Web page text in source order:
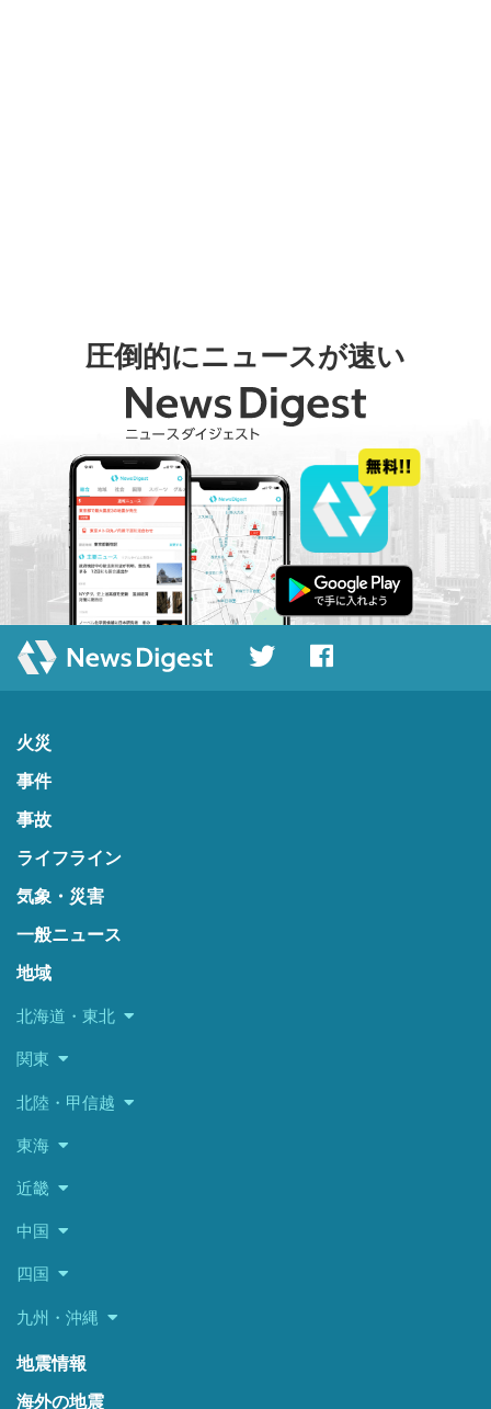
圧倒的にニュースが速い
火災
事件
事故
ライフライン
気象・災害
一般ニュース
地域
北海道・東北
関東
北陸・甲信越
東海
近畿
中国
四国
九州・沖縄
地震情報
海外の地震